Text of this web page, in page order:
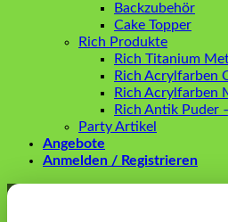
Backzubehör
Cake Topper
Rich Produkte
Rich Titanium
Rich Acrylfarben
Rich Acrylfarben
Rich Antik Puder
Party Artikel
Angebote
Anmelden / Registrieren
Anmelden